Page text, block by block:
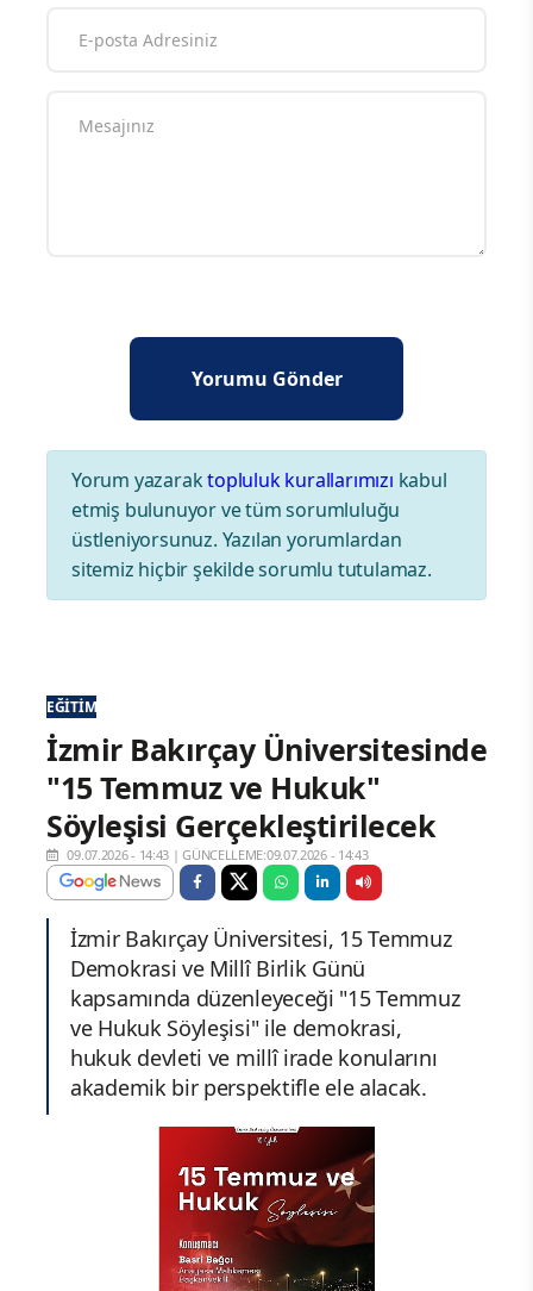
Yorum yazaraktopluluk kurallarımızı kabul
etmiş bulunuyor ve tüm sorumluluğu
üstleniyorsunuz. Yazılan yorumlardan
sitemiz hiçbir şekilde sorumlu tutulamaz.
EĞITIM
İzmir Bakırçay Üniversitesinde
"15 Temmuz ve Hukuk"
Söyleşisi Gerçekleştirilecek
09.07.2026 - 14:43 |GÜNCELLEME:09.07.2026 - 14:43
İzmir Bakırçay Üniversitesi, 15 Temmuz
Demokrasi ve Millî Birlik Günü
kapsamında düzenleyeceği "15 Temmuz
ve Hukuk Söyleşisi" ile demokrasi,
hukuk devleti ve millî irade konularını
akademik bir perspektifle ele alacak.